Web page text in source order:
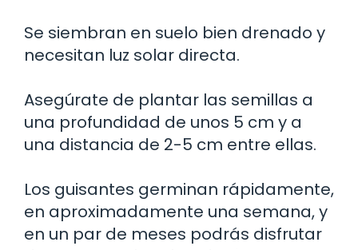
Se siembran en suelo bien drenado y
necesitan luz solar directa.
Asegúrate de plantar las semillas a
una profundidad de unos 5 cm y a
una distancia de 2-5 cm entre ellas.
Los guisantes germinan rápidamente,
en aproximadamente una semana, y
en un par de meses podrás disfrutar